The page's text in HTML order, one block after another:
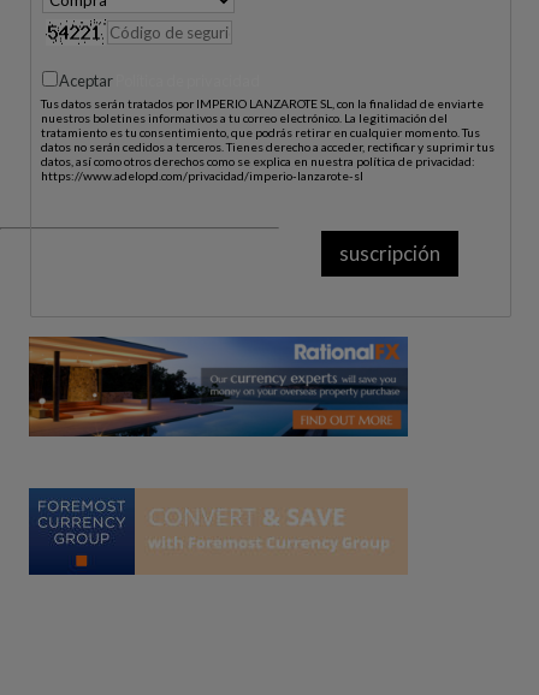
Aceptar
Tus datos serán tratados por IMPERIO LANZAROTE SL, con la finalidad de enviarte
nuestros boletines informativos a tu correo electrónico. La legitimación del
tratamiento es tu consentimiento, que podrás retirar en cualquier momento. Tus
datos no serán cedidos a terceros. Tienes derecho a acceder, rectificar y suprimir tus
datos, así como otros derechos como se explica en nuestra política de privacidad:
https://www.adelopd.com/privacidad/imperio-lanzarote-sl